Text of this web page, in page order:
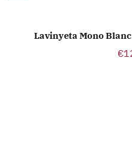
TOEVOEGEN
Lavinyeta Mono
€